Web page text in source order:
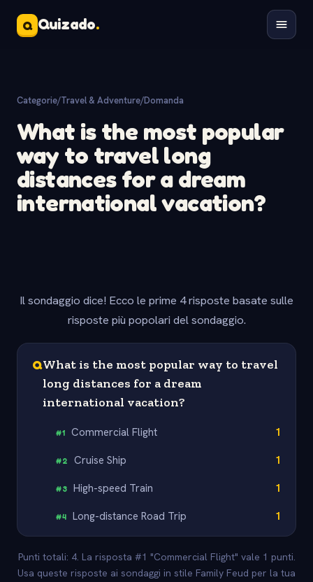
Q Quizado.
Categorie/Travel & Adventure/Domanda
What is the most popular
way to travel long
distances for a dream
international vacation?
Il sondaggio dice! Ecco le prime 4 risposte basate sulle
risposte più popolari del sondaggio.
QWhat is the most popular way to travel
long distances for a dream
international vacation?
#1 Commercial Flight 1
#2 Cruise Ship 1
#3 High-speed Train 1
#4 Long-distance Road Trip 1
Punti totali: 4. La risposta #1 "Commercial Flight" vale 1 punti.
Usa queste risposte ai sondaggi in stile Family Feud per la tua